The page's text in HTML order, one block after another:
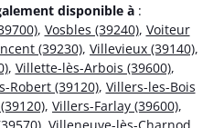
disponible à :
, Vosbles (39240), Voiteur
(39230), Villevieux (39140),
, Villette-lès-Arbois (39600),
Robert (39120), Villers-les-Bois
, Villers-Farlay (39600),